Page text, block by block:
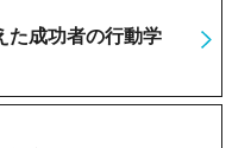
た成功者の行動学